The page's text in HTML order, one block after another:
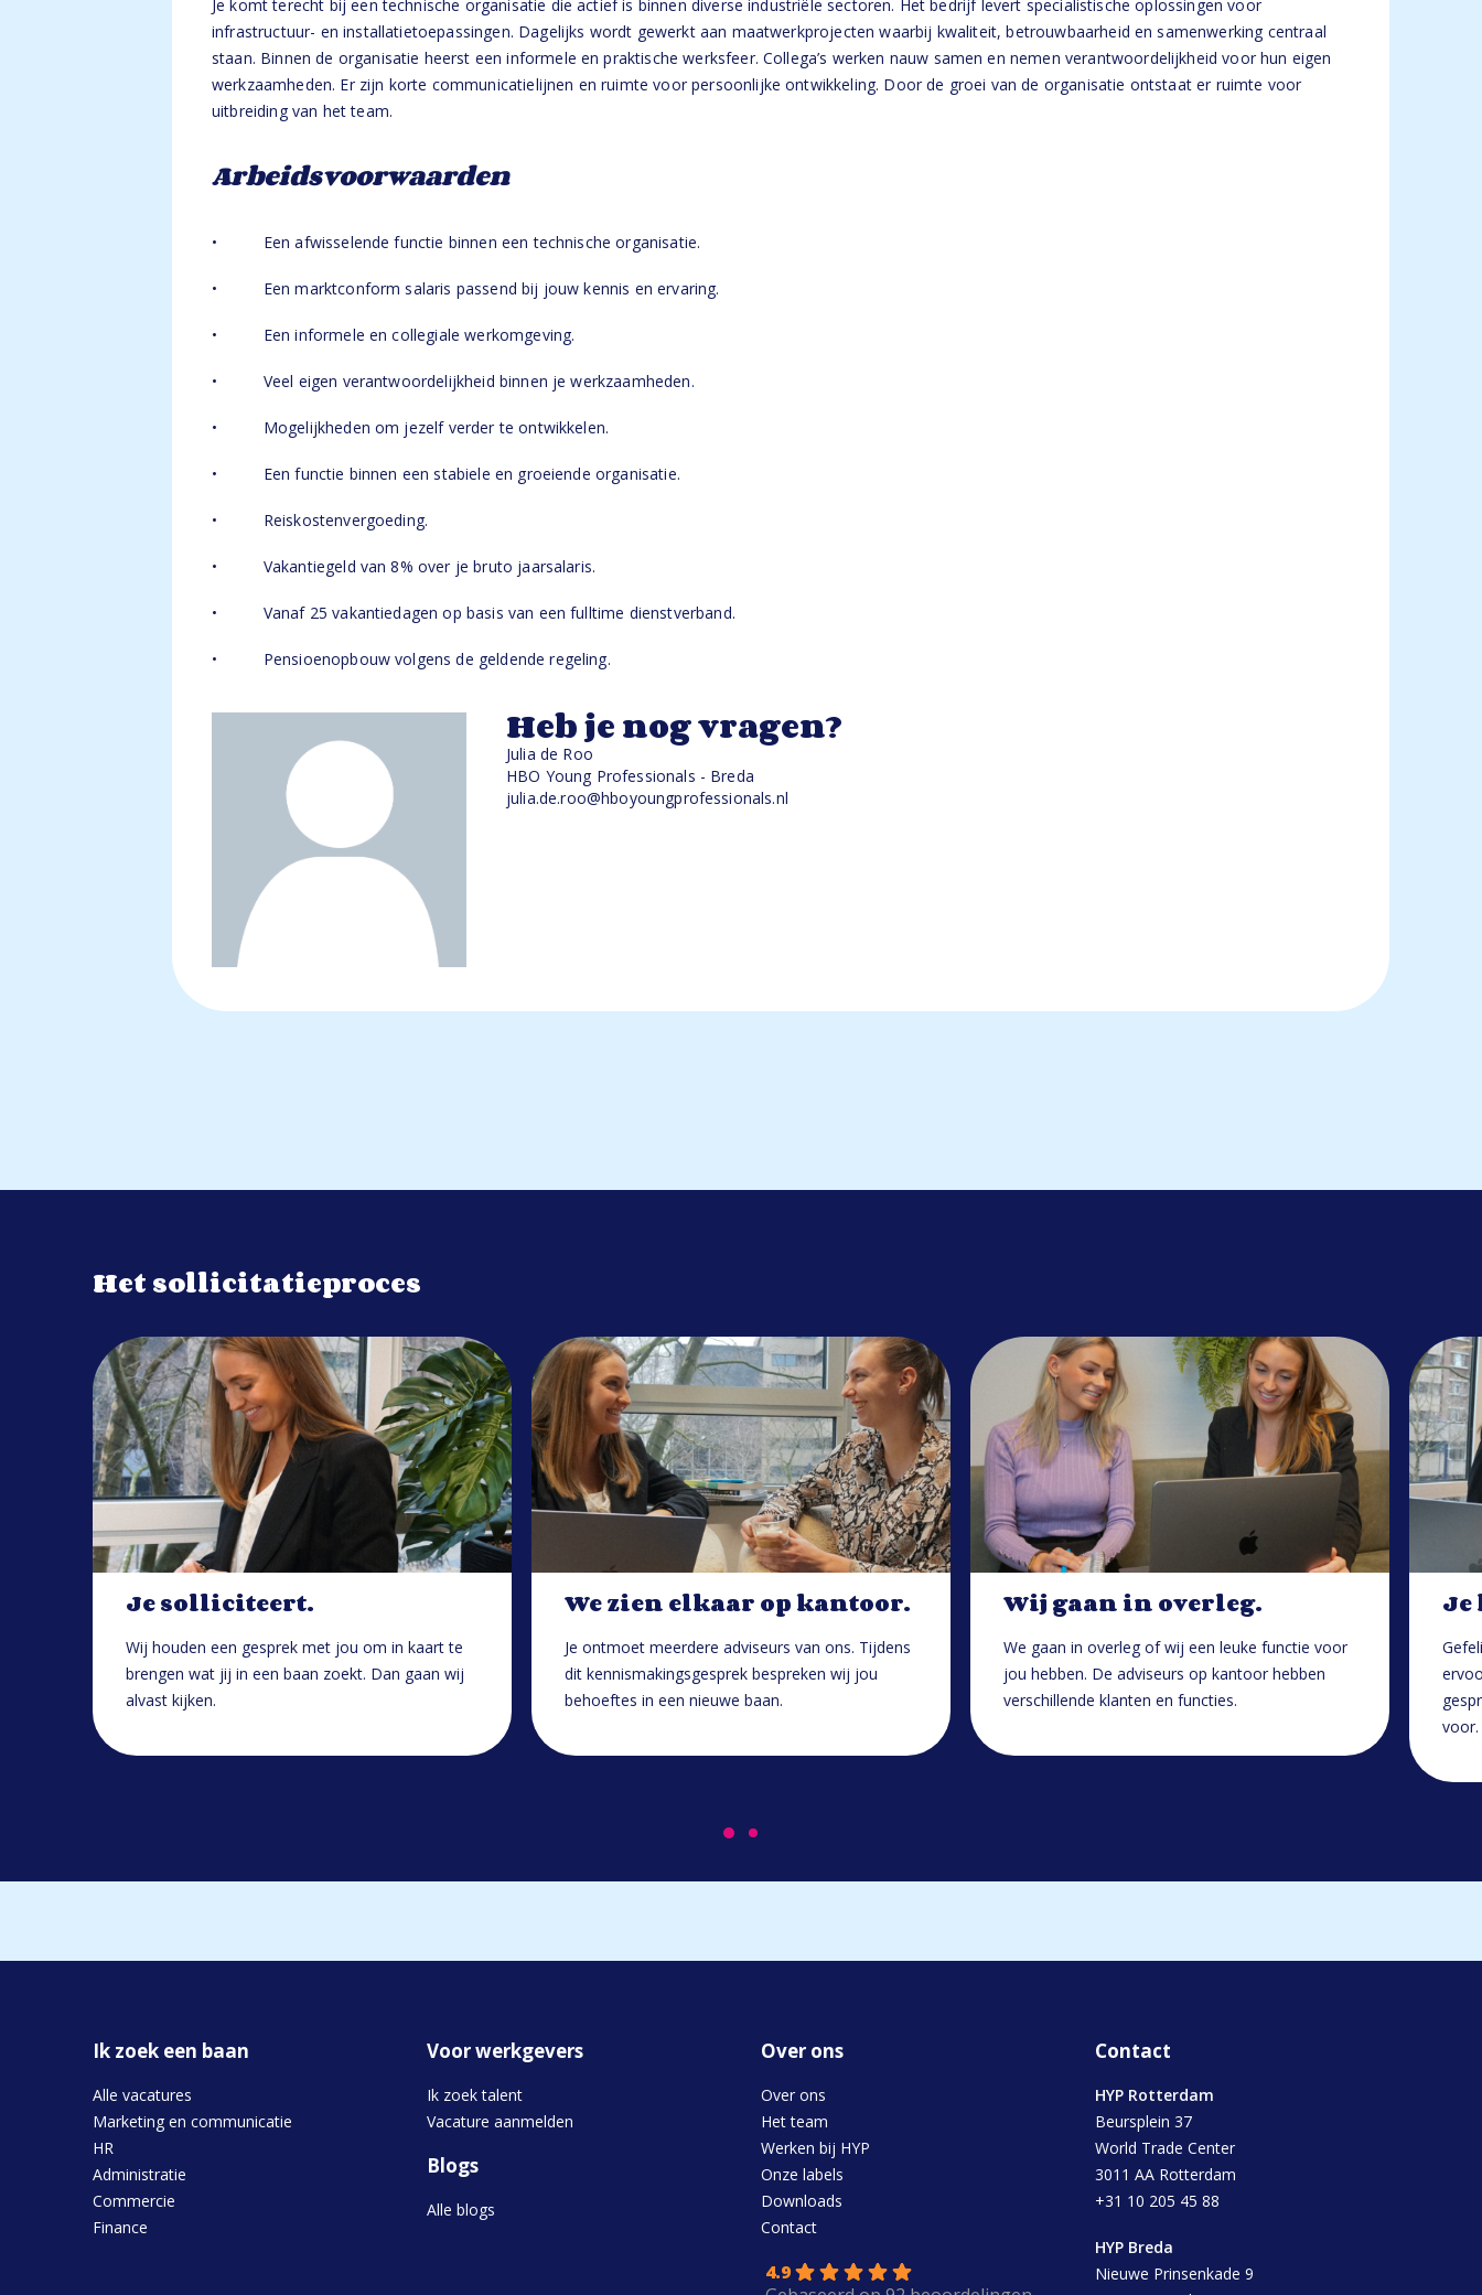
Je komt terecht bij een technische organisatie die actief is binnen diverse industriële sectoren. Het bedrijf levert specialistische oplossingen voor
infrastructuur- en installatietoepassingen. Dagelijks wordt gewerkt aan maatwerkprojecten waarbij kwaliteit, betrouwbaarheid en samenwerking centraal
staan. Binnen de organisatie heerst een informele en praktische werksfeer. Collega’s werken nauw samen en nemen verantwoordelijkheid voor hun eigen
werkzaamheden. Er zijn korte communicatielijnen en ruimte voor persoonlijke ontwikkeling. Door de groei van de organisatie ontstaat er ruimte voor
uitbreiding van het team.
Arbeidsvoorwaarden
• Een afwisselende functie binnen een technische organisatie.
• Een marktconform salaris passend bij jouw kennis en ervaring.
• Een informele en collegiale werkomgeving.
• Veel eigen verantwoordelijkheid binnen je werkzaamheden.
• Mogelijkheden om jezelf verder te ontwikkelen.
• Een functie binnen een stabiele en groeiende organisatie.
• Reiskostenvergoeding.
• Vakantiegeld van 8% over je bruto jaarsalaris.
• Vanaf 25 vakantiedagen op basis van een fulltime dienstverband.
• Pensioenopbouw volgens de geldende regeling.
Heb je nog vragen?
Julia de Roo
HBO Young Professionals - Breda
julia.de.roo@hboyoungprofessionals.nl
Het sollicitatieproces
Je solliciteert.
Wij houden een gesprek met jou om in kaart te
brengen wat jij in een baan zoekt. Dan gaan wij
alvast kijken.
We zien elkaar op kantoor.
Je ontmoet meerdere adviseurs van ons. Tijdens
dit kennismakingsgesprek bespreken wij jou
behoeftes in een nieuwe baan.
Wij gaan in overleg.
We gaan in overleg of wij een leuke functie voor
jou hebben. De adviseurs op kantoor hebben
verschillende klanten en functies.
Je
voor.
Ik zoek een baan
Alle vacatures
Marketing en communicatie
HR
Administratie
Commercie
Finance
Voor werkgevers
Ik zoek talent
Vacature aanmelden
Blogs
Alle blogs
Over ons
Over ons
Het team
Werken bij HYP
Onze labels
Downloads
Contact
4.9
Contact
HYP Rotterdam
Beursplein 37
World Trade Center
3011 AA Rotterdam
+31 10 205 45 88
HYP Breda
Nieuwe Prinsenkade 9